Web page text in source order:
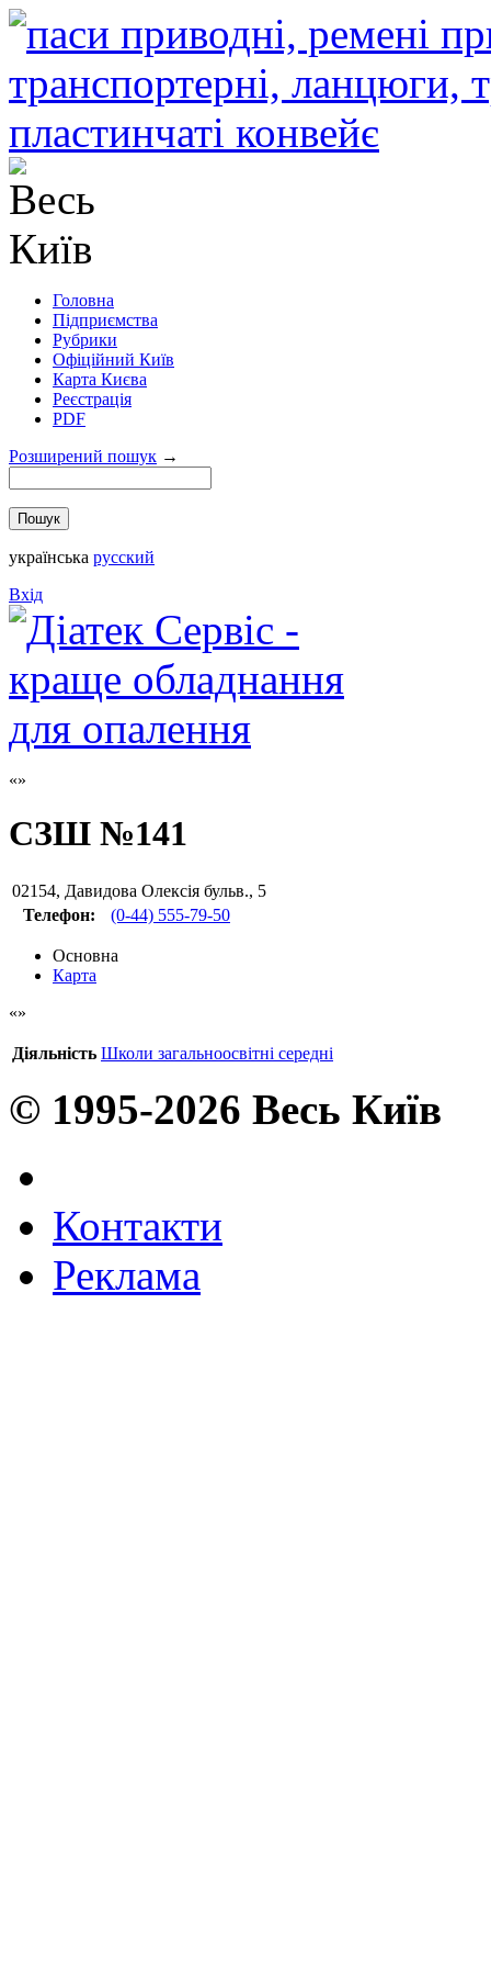
Головна
Підприємства
Рубрики
Офіційний Київ
Карта Києва
Реєстрація
PDF
Розширений пошук →
українська русский
Вхід
СЗШ №141
02154, Давидова Олексія бульв., 5
Телефон:
(0-44) 555-79-50
Основна
Карта
Діяльність Школи загальноосвітні середні
© 1995-2026 Весь Київ
Контакти
Реклама